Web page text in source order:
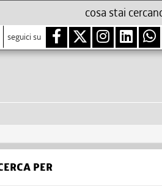
seguici su
PER